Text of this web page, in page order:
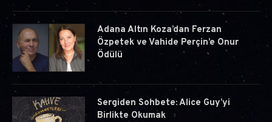
Adana Altın Koza’dan Ferzan
Özpetek ve Vahide Perçin’e Onur
Ödülü
Sergiden Sohbete: Alice Guy’yi
Birlikte Okumak